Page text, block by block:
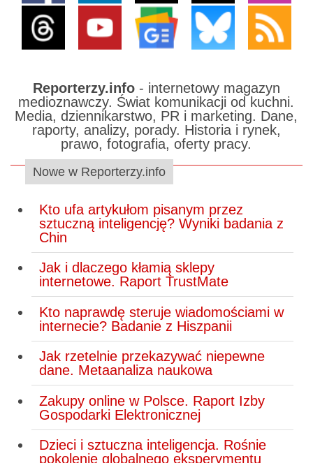
Reporterzy.info- internetowy magazyn
medioznawczy. Świat komunikacji od kuchni.
Media, dziennikarstwo, PR i marketing. Dane,
raporty, analizy, porady. Historia i rynek,
prawo, fotografia, oferty pracy.
Nowe w Reporterzy.info
Kto ufa artykułom pisanym przez
sztuczną inteligencję? Wyniki badania z
Chin
Jak i dlaczego kłamią sklepy
internetowe. Raport TrustMate
Kto naprawdę steruje wiadomościami w
internecie? Badanie z Hiszpanii
Jak rzetelnie przekazywać niepewne
dane. Metaanaliza naukowa
Zakupy online w Polsce. Raport Izby
Gospodarki Elektronicznej
Dzieci i sztuczna inteligencja. Rośnie
pokolenie globalnego eksperymentu